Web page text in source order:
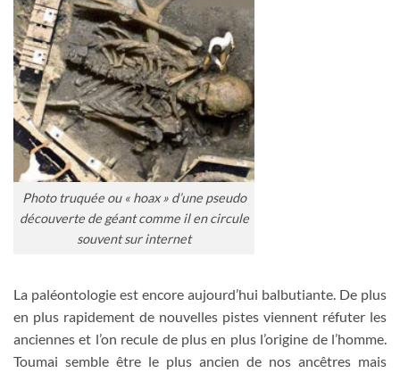
Photo truquée ou « hoax » d’une pseudo
découverte de géant comme il en circule
souvent sur internet
La paléontologie est encore aujourd’hui balbutiante. De plus
en plus rapidement de nouvelles pistes viennent réfuter les
anciennes et l’on recule de plus en plus l’origine de l’homme.
Toumai semble être le plus ancien de nos ancêtres mais